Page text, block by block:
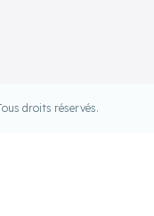
droits réservés.